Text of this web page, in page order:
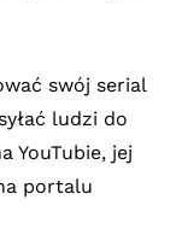
swój serial
ludzi do
YouTubie, jej
portalu